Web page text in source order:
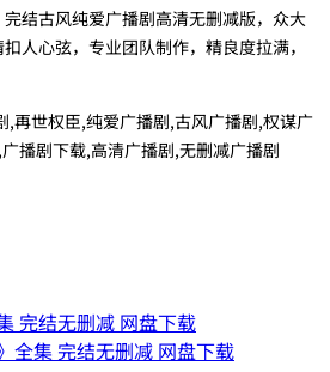
完结古风纯爱广播剧高清无删减版，众大
人心弦，专业团队制作，精良度拉满，
,再世权臣,纯爱广播剧,古风广播剧,权谋广
播剧下载,高清广播剧,无删减广播剧
完结无删减 网盘下载
全集 完结无删减 网盘下载